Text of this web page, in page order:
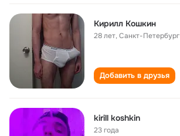
Кирилл Кошкин
28 лет,Санкт-Петербург
Добавить в друзья
kirill koshkin
23 года